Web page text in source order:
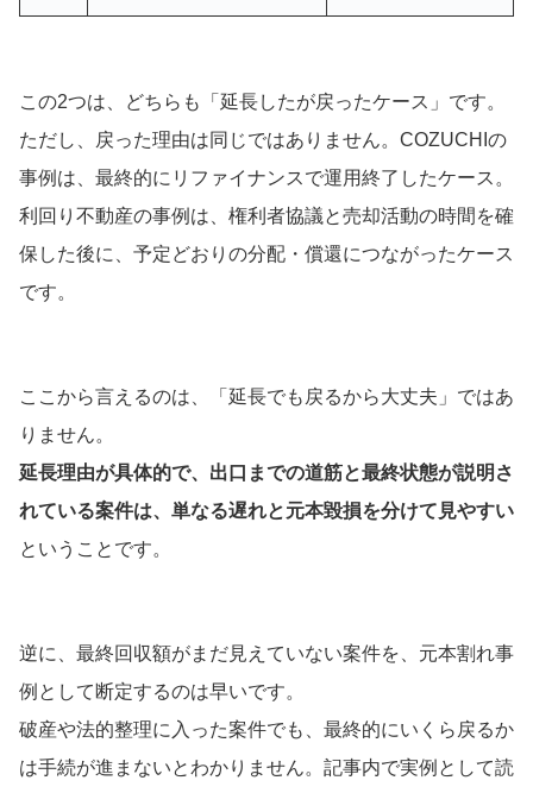
この2つは、どちらも「延長したが戻ったケース」です。
ただし、戻った理由は同じではありません。COZUCHIの
事例は、最終的にリファイナンスで運用終了したケース。
利回り不動産の事例は、権利者協議と売却活動の時間を確
保した後に、予定どおりの分配・償還につながったケース
です。
ここから言えるのは、「延長でも戻るから大丈夫」ではあ
りません。
延長理由が具体的で、出口までの道筋と最終状態が説明さ
れている案件は、単なる遅れと元本毀損を分けて見やすい
ということです。
逆に、最終回収額がまだ見えていない案件を、元本割れ事
例として断定するのは早いです。
破産や法的整理に入った案件でも、最終的にいくら戻るか
は手続が進まないとわかりません。記事内で実例として読